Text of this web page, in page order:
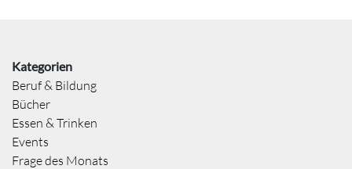
Kategorien
Beruf & Bildung
Bücher
Essen & Trinken
Events
Frage des Monats